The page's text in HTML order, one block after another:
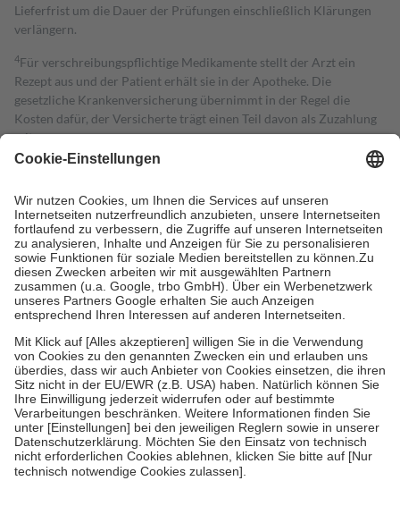
Lieferfrist um die Dauer der Prüfungen einschließlich Klärungen
verlängern.
4Für verschreibungspflichtige Medikamente stellt der Arzt ein
Rezept aus und der Patient erhält sie in der Apotheke. Die
gesetzliche Krankenversicherung übernimmt in der Regel die
Kosten dafür, der Versicherte trägt einen Teil davon als Zuzahlung
mit.
Grundsätzlich leisten Mitglieder Zuzahlungen in Höhe von zehn
höchstens zehn Euro.
Es sind jedoch nie mehr als die tatsächlichen
Kosten der Leistung zu entrichten.
Diese Regeln gelten grundsätzlich auch für Online-Apotheken.
Bei Heilmitteln und häuslicher Krankenpflege beträgt die
Zuzahlung zehn Prozent der Kosten sowie zehn Euro je
Verordnung.
Um das Engagement der Versicherten für ihre eigene Gesundheit zu
stärken und die besondere Stellung der Familie zu unterstützen,
fallenkeine Zuzahlungenan bei:
• Kindern und Jugendlichen bis zum vollendeten 18. Lebensjahr
mit Ausnahme der Fahrkosten
• Untersuchungen zur Vorsorge und Früherkennung, die von der
GKV getragen werden
• empfohlenen Schutzimpfungen
• Harn- und Blutteststreifen